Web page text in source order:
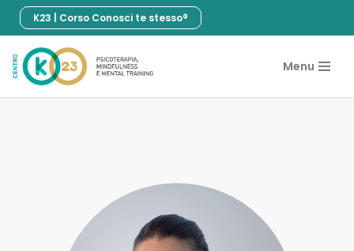
al
contenuto
K23 | Corso Conosci te stesso®
Menu